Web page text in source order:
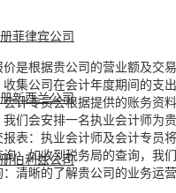
菲律宾公司
新西兰公司
伯利兹公司
是根据贵公司的营业额及交
集公司在会计年度期间的支
计专员会根据提供的账务资
们会安排一名执业会计师为
表：执业会计师及会计专员
：如收到税务局的查询，我
清晰的了解贵公司的业务运